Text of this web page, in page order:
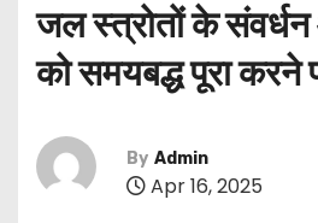
जल स्त्रोतों के
को समयबद्ध पूरा करने
By Admin
Apr 16, 2025